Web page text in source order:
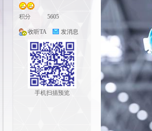
积分 5605
收听TA 发消息
手机扫描预览